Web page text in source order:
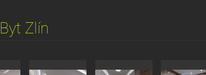
Byt Zlín